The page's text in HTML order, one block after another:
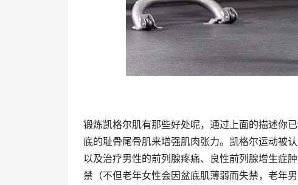
锻炼凯格尔肌有那些好处呢，通过上面的描述你
底的耻骨尾骨肌来增强肌肉张力。凯格尔运动被
以及治疗男性的前列腺疼痛、良性前列腺增生症
禁（不但老年女性会因盆底肌薄弱而失禁，老年